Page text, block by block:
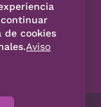
de cookies
Aviso